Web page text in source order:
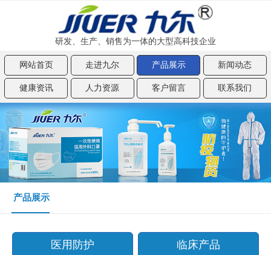
研发、生产、销售为一体的大型高科技企业
网站首页 走进九尔 产品展示 新闻动态
健康资讯 人力资源 客户留言 联系我们
产品展示
医用防护 临床产品